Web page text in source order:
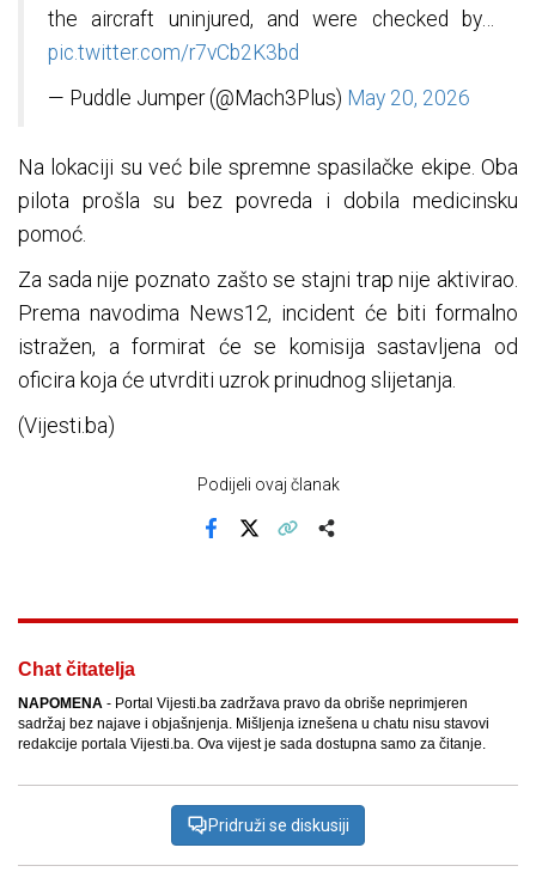
the aircraft uninjured, and were checked by…
pic.twitter.com/r7vCb2K3bd
— Puddle Jumper (@Mach3Plus) May 20, 2026
Na lokaciji su već bile spremne spasilačke ekipe. Oba
pilota prošla su bez povreda i dobila medicinsku
pomoć.
Za sada nije poznato zašto se stajni trap nije aktivirao.
Prema navodima News12, incident će biti formalno
istražen, a formirat će se komisija sastavljena od
oficira koja će utvrditi uzrok prinudnog slijetanja.
(Vijesti.ba)
Podijeli ovaj članak
Chat čitatelja
NAPOMENA - Portal Vijesti.ba zadržava pravo da obriše neprimjeren
sadržaj bez najave i objašnjenja. Mišljenja iznešena u chatu nisu stavovi
redakcije portala Vijesti.ba. Ova vijest je sada dostupna samo za čitanje.
Pridruži se diskusiji